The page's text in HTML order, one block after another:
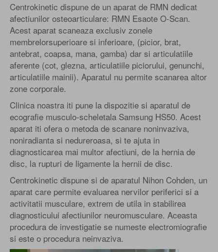
Centrokinetic dispune de un aparat de RMN dedicat
afectiunilor osteoarticulare: RMN Esaote O-Scan.
Acest aparat scaneaza exclusiv zonele
membrelorsuperioare si inferioare, (picior, brat,
antebrat, coapsa, mana, gamba) dar si articulatiile
aferente (cot, glezna, articulatiile piciorului, genunchi,
articulatiile mainii). Aparatul nu permite scanarea altor
zone corporale.
Clinica noastra iti pune la dispozitie si aparatul de
ecografie musculo-scheletala Samsung HS50. Acest
aparat iti ofera o metoda de scanare noninvaziva,
noniradianta si nedureroasa, si te ajuta in
diagnosticarea mai multor afectiuni, de la hernia de
disc, la rupturi de ligamente la hernii de disc.
Centrokinetic dispune si de aparatul Nihon Cohden, un
aparat care permite evaluarea nervilor periferici si a
activitatii musculare, extrem de utila in stabilirea
diagnosticului afectiunilor neuromusculare. Aceasta
procedura de investigatie se numeste electromiografie
si este o procedura neinvaziva.